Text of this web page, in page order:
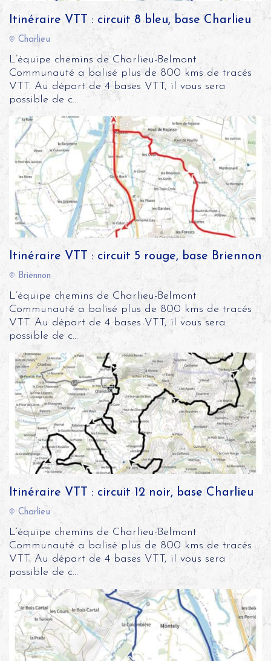
Itinéraire VTT : circuit 8 bleu, base Charlieu
Charlieu
L’équipe chemins de Charlieu-Belmont
Communauté a balisé plus de 800 kms de tracés
VTT. Au départ de 4 bases VTT, il vous sera
possible de c...
Itinéraire VTT : circuit 5 rouge, base Briennon
Briennon
L’équipe chemins de Charlieu-Belmont
Communauté a balisé plus de 800 kms de tracés
VTT. Au départ de 4 bases VTT, il vous sera
possible de c...
Itinéraire VTT : circuit 12 noir, base Charlieu
Charlieu
L’équipe chemins de Charlieu-Belmont
Communauté a balisé plus de 800 kms de tracés
VTT. Au départ de 4 bases VTT, il vous sera
possible de c...